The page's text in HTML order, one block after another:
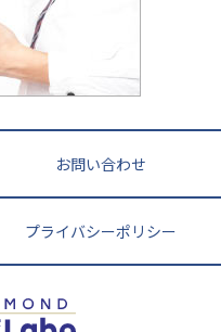
熊本県
！ 大学受験の羅
お問い合わせ
プライバシーポリシー